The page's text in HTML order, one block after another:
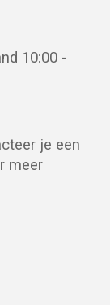
10:00 -
je een
meer